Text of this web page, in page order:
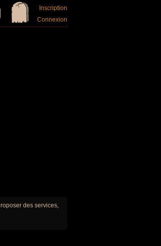
Inscription
Connexion
des services,